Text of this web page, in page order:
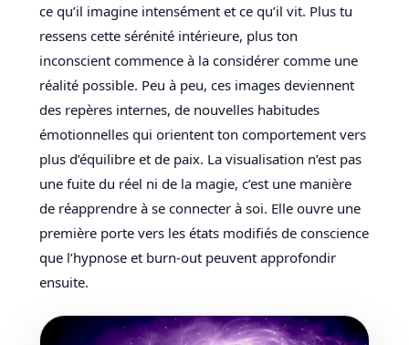
ce qu’il imagine intensément et ce qu’il vit. Plus tu
ressens cette sérénité intérieure, plus ton
inconscient commence à la considérer comme une
réalité possible. Peu à peu, ces images deviennent
des repères internes, de nouvelles habitudes
émotionnelles qui orientent ton comportement vers
plus d’équilibre et de paix. La visualisation n’est pas
une fuite du réel ni de la magie, c’est une manière
de réapprendre à se connecter à soi. Elle ouvre une
première porte vers les états modifiés de conscience
que l’hypnose et burn-out peuvent approfondir
ensuite.